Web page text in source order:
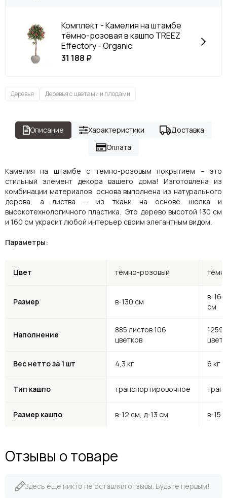
Комплект - Камелия на штамбе
тёмно-розовая в кашпо TREEZ
Effectory - Organic
31 188 ₽
Деревья Деревья с цветами и плодами
Описание Характеристики
Доставка
Оплата
Камелия на штамбе с тёмно-розовым покрытием – это
стильный элемент декора вашего дома! Изготовлена из
комбинации материалов: основа выполнена из натурального
дерева, а листва — из ткани на основе шелка и
высокотехнологичного пластика. Это дерево высотой 130 см
и 160 см украсит любой интерьер своим элегантным видом.
Параметры:
Цвет тёмно-розовый
Размер в-130 см
в-
см
Наполнение
885 листов 106
цветков
1259
Вес нетто за 1 шт 4,3 кг 6 кг
Тип кашпо транспортировочное
Размер кашпо в-12 см, д-13 см в-15
Отзывы о товаре
Здесь еще никто не оставлял отзывы. Будьте первым!